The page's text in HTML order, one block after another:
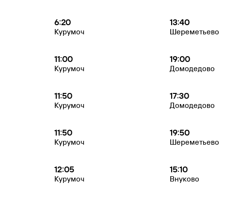
6:20
Курумоч
13:40
Шереметьево
11:00
Курумоч
19:00
Домодедово
11:50
Курумоч
17:30
Домодедово
11:50
Курумоч
19:50
Шереметьево
12:05
Курумоч
15:10
Внуково